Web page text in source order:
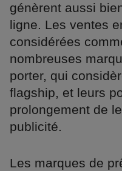
génèrent aussi
ligne. Les ventes
considérées
nombreuses
porter, qui
flagship, et leurs
prolongement de
publicité.
Les marques de